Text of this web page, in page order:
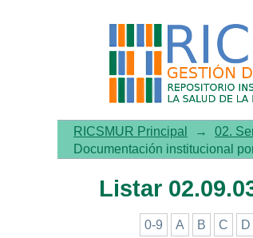
Listar 02.09.03.
RICSMUR Principal → 02.
Documentación institucional
Listar
0-9 A B C D